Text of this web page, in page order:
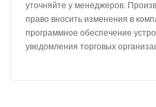
уточняйте у менеджеров.
право вносить изменения в
программное обеспечение
уведомления торговых